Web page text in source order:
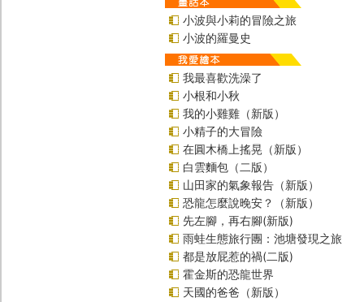
小波與小莉的冒險之旅
小波的羅曼史
我最喜歡洗澡了
小根和小秋
我的小雞雞（新版）
小精子的大冒險
在圓木橋上搖晃（新版）
白雲麵包（二版）
山田家的氣象報告（新版）
恐龍怎麼說晚安？（新版）
先左腳，再右腳(新版)
雨蛙生態旅行團：池塘發現之旅
都是放屁惹的禍(二版)
霍金斯的恐龍世界
天國的爸爸（新版）